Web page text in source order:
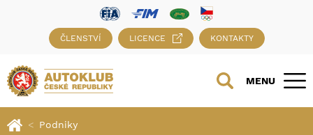
ČLENSTVÍ LICENCE KONTAKTY
MENU
Podniky